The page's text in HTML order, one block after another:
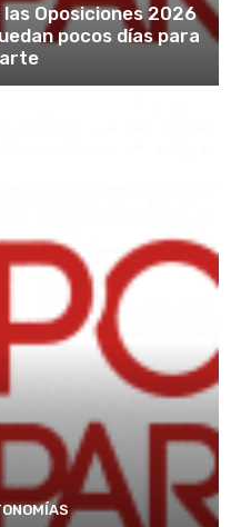
Oposiciones 2026
pocos días para